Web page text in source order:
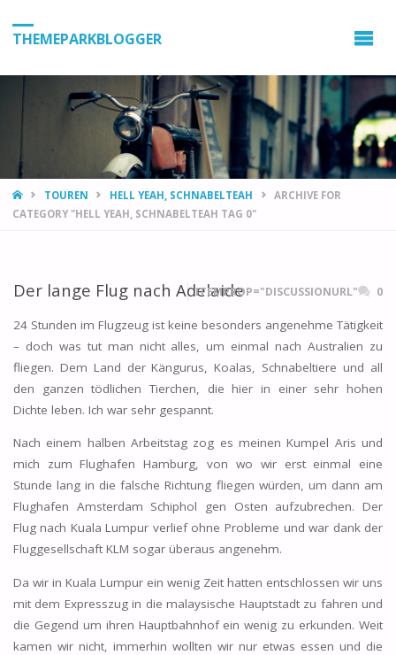
THEMEPARKBLOGGER
HOMETOUREN HELL YEAH, SCHNABELTEAH
ARCHIVE FOR
CATEGORY "HELL YEAH, SCHNABELTEAH TAG 0"
Der lange Flug nach AdelaideITEMPROP="DISCUSSIONURL" 0
24 Stunden im Flugzeug ist keine besonders angenehme Tätigkeit
– doch was tut man nicht alles, um einmal nach Australien zu
fliegen. Dem Land der Kängurus, Koalas, Schnabeltiere und all
den ganzen tödlichen Tierchen, die hier in einer sehr hohen
Dichte leben. Ich war sehr gespannt.
Nach einem halben Arbeitstag zog es meinen Kumpel Aris und
mich zum Flughafen Hamburg, von wo wir erst einmal eine
Stunde lang in die falsche Richtung fliegen würden, um dann am
Flughafen Amsterdam Schiphol gen Osten aufzubrechen. Der
Flug nach Kuala Lumpur verlief ohne Probleme und war dank der
Fluggesellschaft KLM sogar überaus angenehm.
Da wir in Kuala Lumpur ein wenig Zeit hatten entschlossen wir uns
mit dem Expresszug in die malaysische Hauptstadt zu fahren und
die Gegend um ihren Hauptbahnhof ein wenig zu erkunden. Weit
kamen wir nicht, immerhin wollten wir nur etwas essen und die